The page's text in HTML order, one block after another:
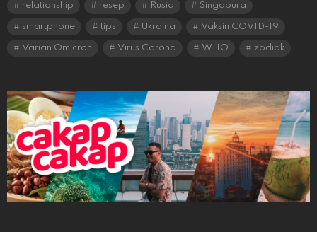
relationship resep Rusia Singapura
smartphone tips Ukraina Vaksin COVID-19
Varian Omicron Virus Corona WHO zodiak